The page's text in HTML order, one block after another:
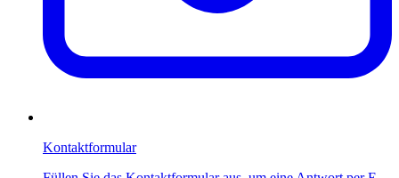
Kontaktformular